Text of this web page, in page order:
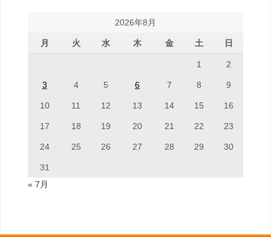
2026年8月
月 火 水 木 金 土 日
1 2
3 4 5 6 7 8 9
10 11 12 13 14 15 16
17 18 19 20 21 22 23
24 25 26 27 28 29 30
31
« 7月